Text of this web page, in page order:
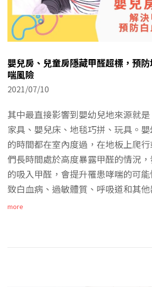
嬰兒房、兒童房隱藏甲醛超標，預
喘風險
2021/07/10
其中最直接影響到嬰幼兒地來源就是
家具、嬰兒床、地毯巧拼、玩具。
的時間都在室內度過，在地板上爬
們長時間處於高度暴露甲醛的情況
的吸入甲醛，會提升罹患哮喘的可
致白血病、過敏體質、呼吸道和其他
more